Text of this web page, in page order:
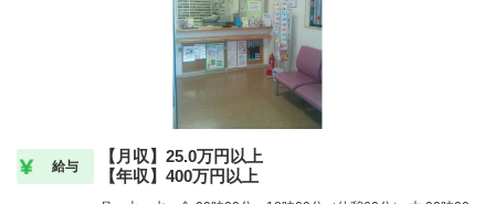
給与
【月収】25.0万円以上
【年収】400万円以上